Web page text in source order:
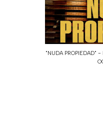
"NUDA PROPIEDAD"